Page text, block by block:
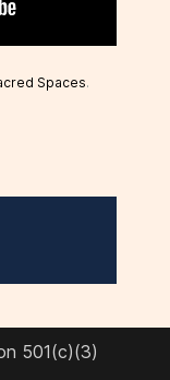
Spaces.
501(c)(3)